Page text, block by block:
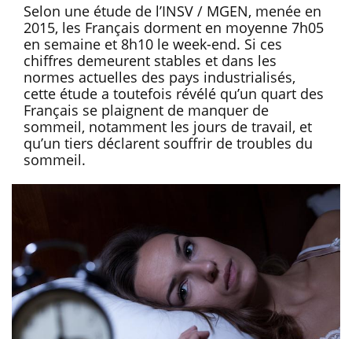
Selon une étude de l’INSV / MGEN, menée en
2015, les Français dorment en moyenne 7h05
en semaine et 8h10 le week-end. Si ces
chiffres demeurent stables et dans les
normes actuelles des pays industrialisés,
cette étude a toutefois révélé qu’un quart des
Français se plaignent de manquer de
sommeil, notamment les jours de travail, et
qu’un tiers déclarent souffrir de troubles du
sommeil.